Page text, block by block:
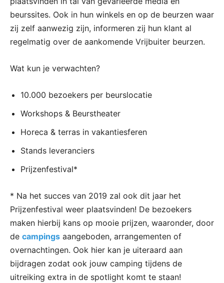
beurssites. Ook in hun winkels en op de beurzen waar
zij zelf aanwezig zijn, informeren zij hun klant al
regelmatig over de aankomende Vrijbuiter beurzen.
Wat kun je verwachten?​
10.000 bezoekers per beurslocatie
Workshops & Beurstheater
Horeca & terras in vakantiesferen
Stands leveranciers
Prijzenfestival*
* Na het succes van 2019 zal ook dit jaar het
Prijzenfestival weer plaatsvinden! De bezoekers
maken hierbij kans op mooie prijzen, waaronder, door
de campings aangeboden, arrangementen of
overnachtingen. Ook hier kan je uiteraard aan
bijdragen zodat ook jouw camping tijdens de
uitreiking extra in de spotlight komt te staan!